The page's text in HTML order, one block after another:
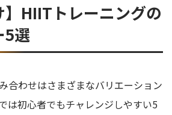
】HIITトレーニングの
5選
合わせはさまざまなバリエーション
は初心者でもチャレンジしやすい5